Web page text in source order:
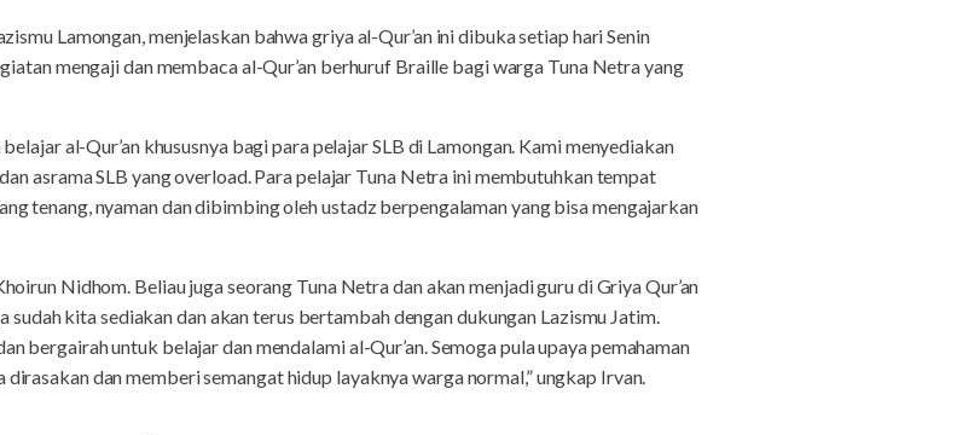
Lamongan, menjelaskan bahwa griya al-Qur’an ini dibuka setiap hari Senin
mengaji dan membaca al-Qur’an berhuruf Braille bagi warga Tuna Netra yang
al-Qur’an khususnya bagi para pelajar SLB di Lamongan. Kami menyediakan
asrama SLB yang overload. Para pelajar Tuna Netra ini membutuhkan tempat
tenang, nyaman dan dibimbing oleh ustadz berpengalaman yang bisa mengajarkan
Nidhom. Beliau juga seorang Tuna Netra dan akan menjadi guru di Griya Qur’an
kita sediakan dan akan terus bertambah dengan dukungan Lazismu Jatim.
bergairah untuk belajar dan mendalami al-Qur’an. Semoga pula upaya pemahaman
dan memberi semangat hidup layaknya warga normal,” ungkap Irvan.